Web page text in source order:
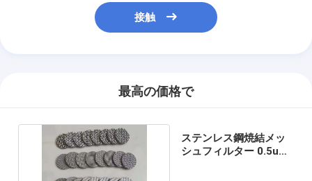
接触
最高の価格で
ステンレス鋼焼結メッ
シュフィルター 0.5um